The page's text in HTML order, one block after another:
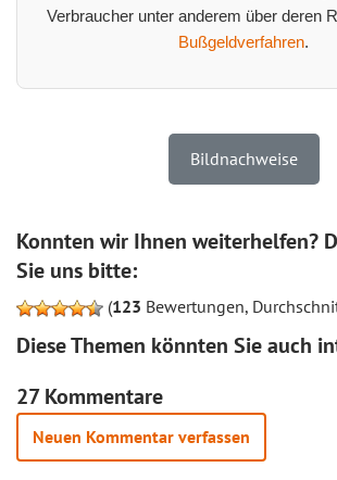
Verbraucher unter anderem über deren
Bußgeldverfahren.
Bildnachweise
Konnten wir Ihnen weiterhelfen?
Sie uns bitte:
(123 Bewertungen,
Diese Themen könnten Sie auch
27 Kommentare
Neuen Kommentar verfassen